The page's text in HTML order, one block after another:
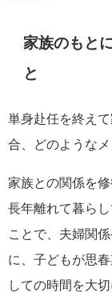
家族のもと
と
単身赴任を終え
合、どのような
家族との関係を
長年離れて暮ら
ことで、夫婦関
に、子どもが思
しての時間を大